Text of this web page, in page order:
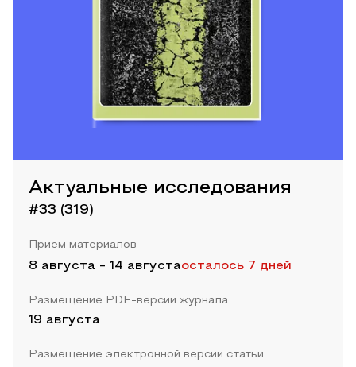
Актуальные исследования
#33 (319)
Прием материалов
8 августа - 14 августаосталось 7 дней
Размещение PDF-версии журнала
19 августа
Размещение электронной версии статьи